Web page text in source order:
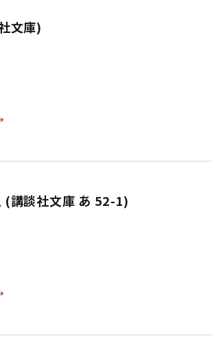
文庫)
(講談社文庫 あ 52-1)